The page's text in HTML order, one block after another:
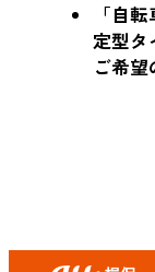
「自
定型タ
ご希望